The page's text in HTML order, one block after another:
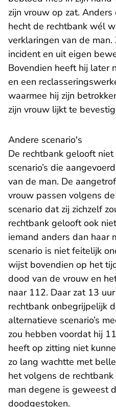
zijn vrouw op zat.
hecht de rechtbank wél
verklaringen van de
incident en uit eigen
Bovendien heeft hij later
en een
waarmee hij zijn
zijn vrouw lijkt te
Andere scenario's
De rechtbank gelooft
scenario’s die
van de man. De
vrouw passen volgens
scenario dat zij zichzelf
rechtbank gelooft ook
iemand anders dan haar
scenario is niet feitelijk
wijst bovendien op het
dood van de vrouw en
naar 112. Daar zat 13
rechtbank onbegrijpelijk
alternatieve scenario’s
zou hebben voordat hij
heeft op zitting niet
zo lang wachtte met
het volgens de
man degene is geweest
doodgestoken.